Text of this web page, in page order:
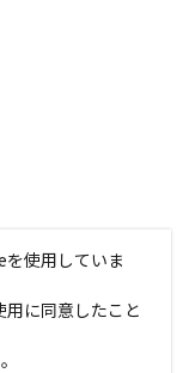
使用していま
に同意したこと